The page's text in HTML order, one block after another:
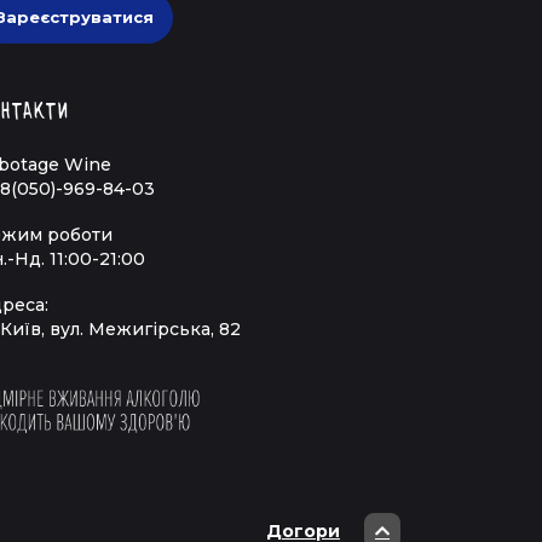
яскравими фарбами та емоціями.
пригода.
пірни у світ незабутніх вражень! 🍷
Wine
969-84-03
роботи
Нд. 11:00-21:00
вул. Межигірська, 82
Догори